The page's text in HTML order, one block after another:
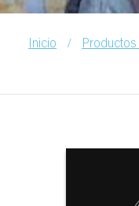
Inicio / Productos